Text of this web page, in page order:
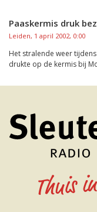
Paaskermis druk
Leiden, 1 april 2002, 0:00
Het stralende weer
drukte op de kermis bij